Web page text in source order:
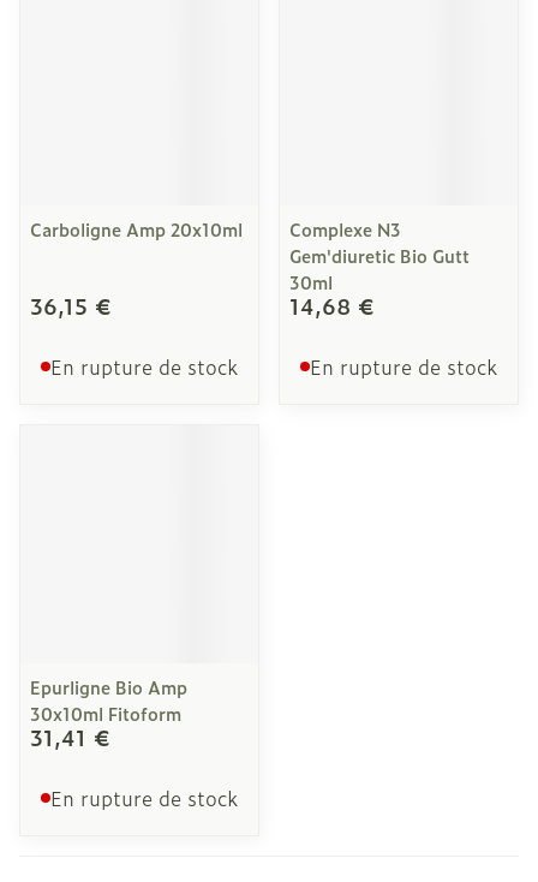
Carboligne Amp 20x10ml
36,15 €
En rupture de stock
Complexe N3
Gem'diuretic Bio Gutt
30ml
14,68 €
En rupture de stock
Epurligne Bio Amp
30x10ml Fitoform
31,41 €
En rupture de stock